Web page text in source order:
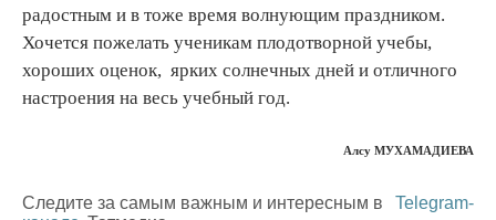
радостным и в тоже время волнующим праздником.
Хочется пожелать ученикам плодотворной учебы,
хороших оценок, ярких солнечных дней и отличного
настроения на весь учебный год.
Алсу МУХАМАДИЕВА
Следите за самым важным и интересным в
Telegram-